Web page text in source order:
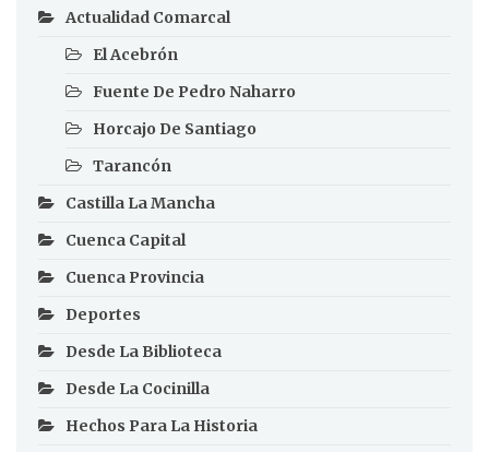
Actualidad Comarcal
El Acebrón
Fuente De Pedro Naharro
Horcajo De Santiago
Tarancón
Castilla La Mancha
Cuenca Capital
Cuenca Provincia
Deportes
Desde La Biblioteca
Desde La Cocinilla
Hechos Para La Historia